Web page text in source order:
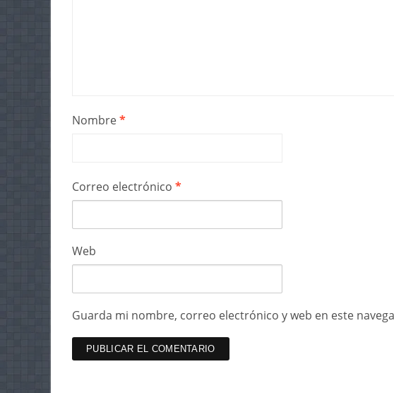
Nombre*
Correo electrónico *
Web
Guarda mi nombre, correo electrónico y web en este